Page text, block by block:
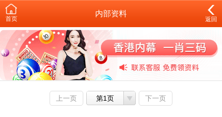
首页
内部资料
返回
上一页 第1页 下一页